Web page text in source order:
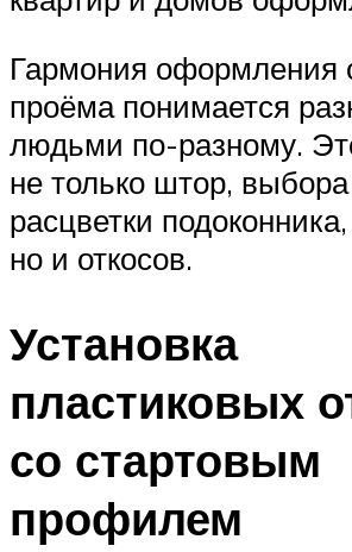
Гармония оформления
проёма понимается
людьми по-разному.
не только штор,
расцветки
но и откосов.
Установка
пластиковых
со стартовым
профилем